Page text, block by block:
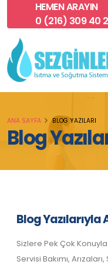
HEMEN ARAYIN
0 (216) 309 40
Blog
ANA SAYFA BLOG YAZILARI
Blog Yazılarıyla
Sizlere Pek Çok Konuyla
Servisi Bakımı,